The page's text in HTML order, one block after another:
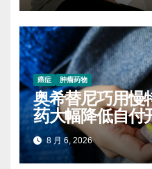
癌症 肿瘤药物
奥希替尼巧用慢
药大幅降低自付
8 月 6, 2026